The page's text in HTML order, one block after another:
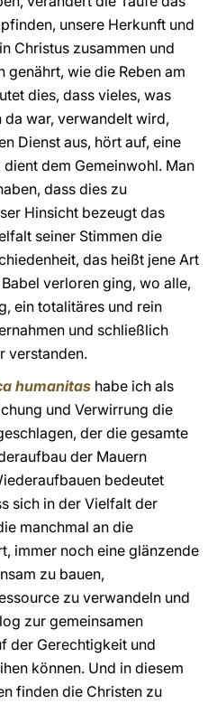
unsere Herkunft und
Christus zusammen und
genährt, wie die Reben am
dies, dass vieles, was
da war, verwandelt wird,
Dienst aus, hört auf, eine
dem Gemeinwohl. Man
dass dies zu
Hinsicht bezeugt das
seiner Stimmen die
das heißt jene Art
verloren ging, wo alle,
ein totalitäres und rein
und schließlich
verstanden.
humanitas habe ich als
und Verwirrung die
der die gesamte
der Mauern
bedeutet
sich in der Vielfalt der
manchmal an die
immer noch eine glänzende
zu bauen,
zu verwandeln und
zur gemeinsamen
der Gerechtigkeit und
können. Und in diesem
finden die Christen zu